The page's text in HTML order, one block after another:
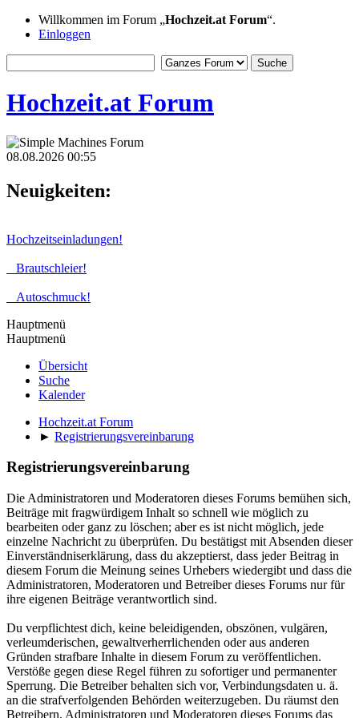
Willkommen im Forum „Hochzeit.at Forum“.
Einloggen
Hochzeit.at Forum
08.08.2026 00:55
Neuigkeiten:
Hochzeitseinladungen!
Brautschleier!
Autoschmuck!
Hauptmenü
Hauptmenü
Übersicht
Suche
Kalender
Hochzeit.at Forum
► Registrierungsvereinbarung
Registrierungsvereinbarung
Die Administratoren und Moderatoren dieses Forums bemühen sich,
Beiträge mit fragwürdigem Inhalt so schnell wie möglich zu
bearbeiten oder ganz zu löschen; aber es ist nicht möglich, jede
einzelne Nachricht zu überprüfen. Du bestätigst mit Absenden dieser
Einverständniserklärung, dass du akzeptierst, dass jeder Beitrag in
diesem Forum die Meinung seines Urhebers wiedergibt und dass die
Administratoren, Moderatoren und Betreiber dieses Forums nur für
ihre eigenen Beiträge verantwortlich sind.
Du verpflichtest dich, keine beleidigenden, obszönen, vulgären,
verleumderischen, gewaltverherrlichenden oder aus anderen
Gründen strafbare Inhalte in diesem Forum zu veröffentlichen.
Verstöße gegen diese Regel führen zu sofortiger und permanenter
Sperrung. Die Betreiber behalten sich vor, Verbindungsdaten u. ä.
an die strafverfolgenden Behörden weiterzugeben. Du räumst den
Betreibern, Administratoren und Moderatoren dieses Forums das